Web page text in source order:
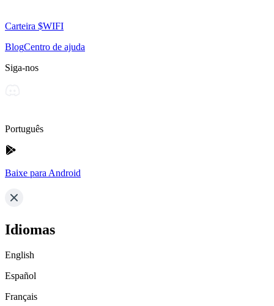
Carteira $WIFI
BlogCentro de ajuda
Siga-nos
Português
Baixe para Android
Idiomas
English
Español
Français